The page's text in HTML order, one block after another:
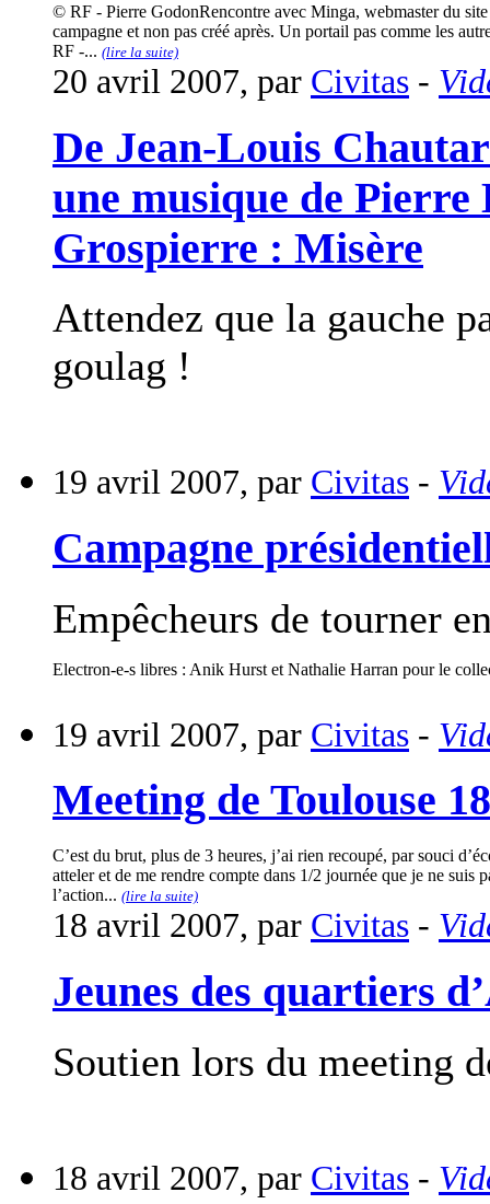
© RF - Pierre GodonRencontre avec Minga, webmaster du
campagne et non pas créé après. Un portail pas comme les
RF -... (lire la suite)
20 avril 2007, par Civitas -
De Jean-Louis
une musique de
Grospierre : Misère
Attendez que la gauche
goulag !
19 avril 2007, par Civitas -
Campagne
Empêcheurs de tourner
Electron-e-s libres : Anik Hurst et Nathalie Harran pour le
19 avril 2007, par Civitas -
Meeting de Toulouse
C’est du brut, plus de 3 heures, j’ai rien recoupé, par souci
atteler et de me rendre compte dans 1/2 journée que je ne suis
l’action... (lire la suite)
18 avril 2007, par Civitas -
Jeunes des quartiers
Soutien lors du meeting
18 avril 2007, par Civitas -